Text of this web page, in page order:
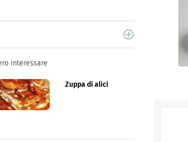
Italiaonline nel quale trovi idee veloci,
interessare
Zuppa di alici